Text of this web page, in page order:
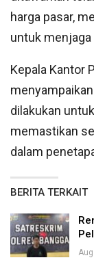
harga pasar,
untuk menjaga
Kepala Kantor
dilakukan
memastikan
dalam
BERITA TERKAIT